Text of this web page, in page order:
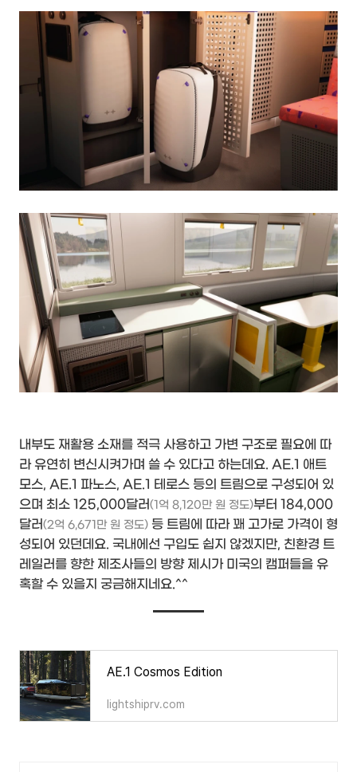
내부도 재활용 소재를 적극 사용하고 가변 구조로 필요에 따
라 유연히 변신시켜가며 쓸 수 있다고 하는데요. AE.1 애트
모스, AE.1 파노스, AE.1 테로스 등의 트림으로 구성되어 있
으며 최소 125,000달러(1억 8,120만 원 정도)부터 184,000
달러(2억 6,671만 원 정도) 등 트림에 따라 꽤 고가로 가격이 형
성되어 있던데요. 국내에선 구입도 쉽지 않겠지만, 친환경 트
레일러를 향한 제조사들의 방향 제시가 미국의 캠퍼들을 유
혹할 수 있을지 궁금해지네요.^^
AE.1 Cosmos Edition
lightshiprv.com